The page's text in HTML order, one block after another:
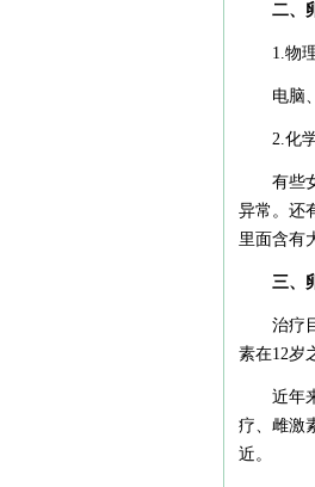
二、
1.物
电脑
2.化
有些
异常。还
里面含有
三、
治疗
素在12岁
近年
疗、雌激
近。